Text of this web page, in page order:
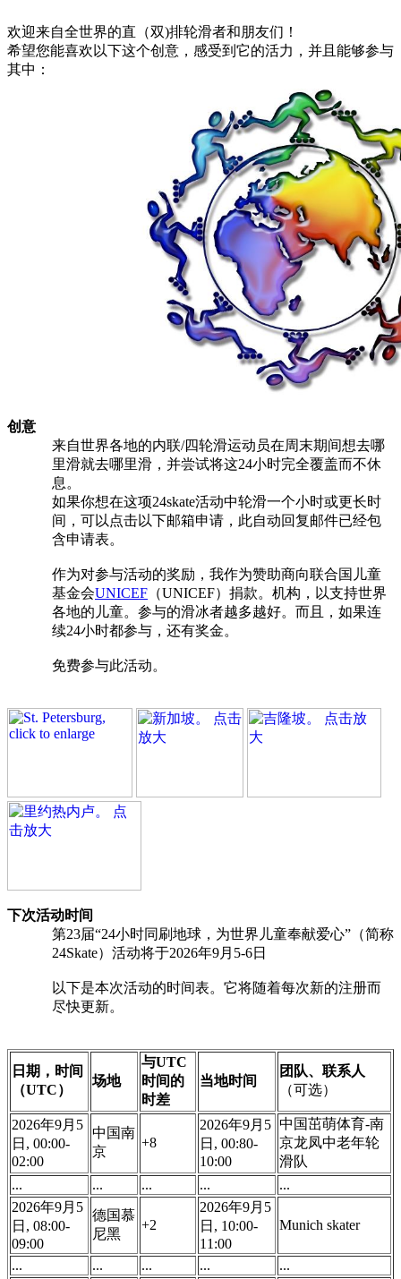
欢迎来自全世界的直（双)排轮滑者和朋友们！
希望您能喜欢以下这个创意，感受到它的活力，并且能够参与
其中：
创意
来自世界各地的内联/四轮滑运动员在周末期间想去哪
里滑就去哪里滑，并尝试将这24小时完全覆盖而不休
息。
如果你想在这项24skate活动中轮滑一个小时或更长时
间，可以点击以下邮箱申请，此自动回复邮件已经包
含申请表。
作为对参与活动的奖励，我作为赞助商向联合国儿童
基金会UNICEF （UNICEF）捐款。机构，以支持世界
各地的儿童。参与的滑冰者越多越好。而且，如果连
续24小时都参与，还有奖金。
免费参与此活动。
下次活动时间
第23届“24小时同刷地球，为世界儿童奉献爱心”（简称
24Skate）活动将于2026年9月5-6日
以下是本次活动的时间表。它将随着每次新的注册而
尽快更新。
日期，时间
（UTC）
场地
与UTC
时间的
时差
当地时间
团队、联系人
（可选）
2026年9月5
日, 00:00-
02:00
中国南
京
+8
2026年9月5
日, 00:80-
10:00
中国茁萌体育-南
京龙凤中老年轮
滑队
...
... ... ...
...
2026年9月5
日, 08:00-
09:00
德国慕
尼黑
+2
2026年9月5
日, 10:00-
11:00
Munich skater
... ... ... ...
...